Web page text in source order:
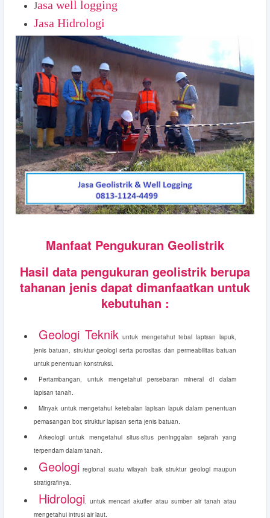
Jasa well logging
Jasa Hidrologi
Manfaat Pengukuran Geolistrik
Hasil data pengukuran geolistrik berupa
tahanan jenis dapat dimanfaatkan untuk
kebutuhan :
Geologi Teknik untuk mengetahui tebal lapisan lapuk,
jenis batuan, struktur geologi serta porositas dan permeabilitas batuan
untuk penentuan konstruksi.
Pertambangan, untuk mengetahui persebaran mineral di dalam
lapisan tanah.
Minyak untuk mengetahui ketebalan lapisan lapuk dalam penentuan
pemasangan bor, struktur lapisan serta jenis batuan.
Arkeologi untuk mengetahui situs-situs peninggalan sejarah yang
terpendam dalam tanah.
Geologi regional suatu wilayah baik struktur geologi maupun
stratigrafinya.
Hidrologi, untuk mencari akuifer atau sumber air tanah atau
mengetahui intrusi air laut.